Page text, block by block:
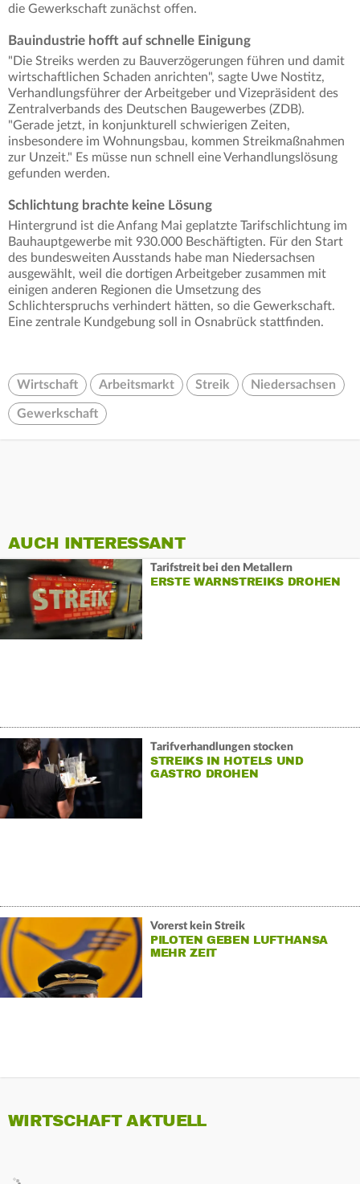
die Gewerkschaft zunächst offen.
Bauindustrie hofft auf schnelle Einigung
"Die Streiks werden zu Bauverzögerungen führen und damit
wirtschaftlichen Schaden anrichten", sagte Uwe Nostitz,
Verhandlungsführer der Arbeitgeber und Vizepräsident des
Zentralverbands des Deutschen Baugewerbes (ZDB).
"Gerade jetzt, in konjunkturell schwierigen Zeiten,
insbesondere im Wohnungsbau, kommen Streikmaßnahmen
zur Unzeit." Es müsse nun schnell eine Verhandlungslösung
gefunden werden.
Schlichtung brachte keine Lösung
Hintergrund ist die Anfang Mai geplatzte Tarifschlichtung im
Bauhauptgewerbe mit 930.000 Beschäftigten. Für den Start
des bundesweiten Ausstands habe man Niedersachsen
ausgewählt, weil die dortigen Arbeitgeber zusammen mit
einigen anderen Regionen die Umsetzung des
Schlichterspruchs verhindert hätten, so die Gewerkschaft.
Eine zentrale Kundgebung soll in Osnabrück stattfinden.
Wirtschaft Arbeitsmarkt Streik Niedersachsen
Gewerkschaft
AUCH INTERESSANT
Tarifstreit bei den Metallern
ERSTE WARNSTREIKS DROHEN
Tarifverhandlungen stocken
STREIKS IN HOTELS UND
GASTRO DROHEN
Vorerst kein Streik
PILOTEN GEBEN LUFTHANSA
MEHR ZEIT
WIRTSCHAFT AKTUELL